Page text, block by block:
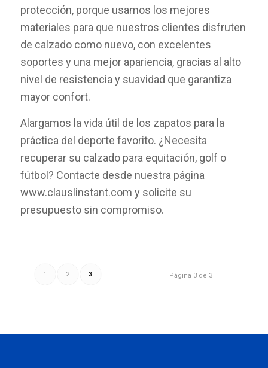
protección, porque usamos los mejores
materiales para que nuestros clientes disfruten
de calzado como nuevo, con excelentes
soportes y una mejor apariencia, gracias al alto
nivel de resistencia y suavidad que garantiza
mayor confort.
Alargamos la vida útil de los zapatos para la
práctica del deporte favorito. ¿Necesita
recuperar su calzado para equitación, golf o
fútbol? Contacte desde nuestra página
www.clauslinstant.com y solicite su
presupuesto sin compromiso.
Página 3 de 3
1 2 3